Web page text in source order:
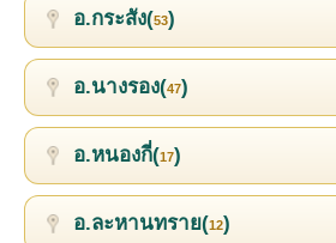
อ.กระสัง(53)
อ.นางรอง(47)
อ.หนองกี่(17)
อ.ละหานทราย(12)